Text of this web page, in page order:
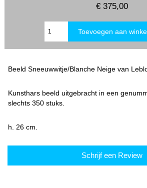
€ 375,00
Beeld Sneeuwwitje/Blanche Neige van
Kunsthars beeld uitgebracht in een
slechts 350 stuks.
h. 26 cm.
Schrijf een Review